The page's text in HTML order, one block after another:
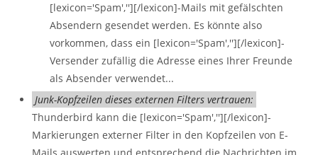
[lexicon='Spam',''][/lexicon]-Mails mit gefälschten
Absendern gesendet werden. Es könnte also
vorkommen, dass ein [lexicon='Spam',''][/lexicon]-
Versender zufällig die Adresse eines Ihrer Freunde
als Absender verwendet...
Junk-Kopfzeilen dieses externen Filters vertrauen:
Thunderbird kann die [lexicon='Spam',''][/lexicon]-
Markierungen externer Filter in den Kopfzeilen von E-